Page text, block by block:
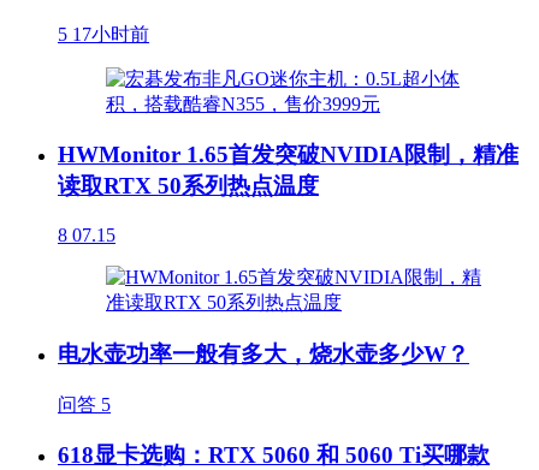
5 17小时前
HWMonitor 1.65首发突破NVIDIA限制，精准
读取RTX 50系列热点温度
8 07.15
电水壶功率一般有多大，烧水壶多少W？
问答 5
618显卡选购：RTX 5060 和 5060 Ti买哪款